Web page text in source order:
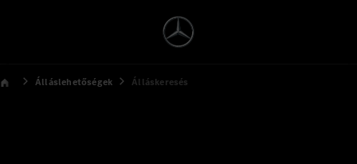
Álláslehetőségek Álláskeresés